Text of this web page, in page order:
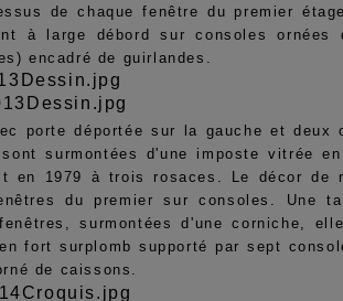
de chaque fenêtre du premier
à large débord sur consoles ornées
encadré de guirlandes.
porte déportée sur la gauche et deux
surmontées d'une imposte vitrée
en 1979 à trois rosaces. Le décor de
du premier sur consoles. Une
surmontées d'une corniche,
fort surplomb supporté par sept
de caissons.